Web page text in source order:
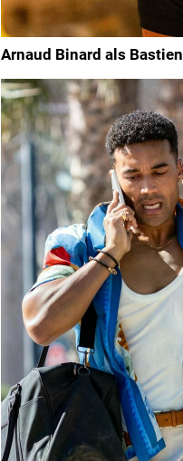
Arnaud Binard als Bastien